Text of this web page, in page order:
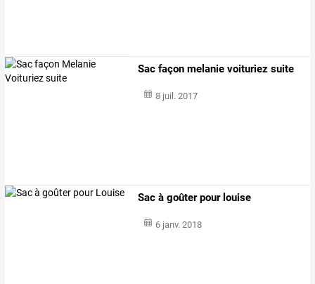
Sac façon melanie voituriez suite
8 juil. 2017
Sac à goûter pour louise
6 janv. 2018